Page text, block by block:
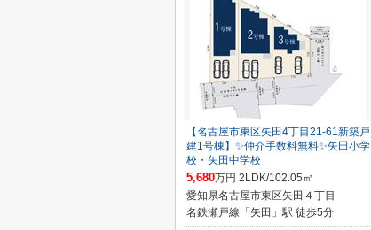
【名古屋市東区矢田4丁目21-61新築戸
建1号棟】✨️仲介手数料無料✨️矢田小学
校・矢田中学校
5,680万円 2LDK/102.05㎡
愛知県名古屋市東区矢田４丁目
名鉄瀬戸線「矢田」駅 徒歩5分